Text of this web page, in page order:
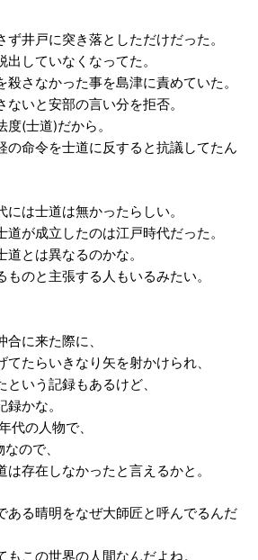
井戸に突き落としただけだった。
していなくなってた。
さなかった事を島津に責めていた。
ないと安部の言い分を拒否。
(士道)だから。
の命令を士道に反すると抗議してたん
は士道は無かったらしい。
道が成立したのは江戸時代だった。
とは異なるのかな。
のと主張する人もいるみたい。
に来た際に、
てたらいきなり矢を射かけられ、
いう記録もあるけど、
かな。
代の人物で、
ので、
は存在しなかったと言えるかと。
ある晴明をなぜ大師匠と呼んでるんだ
この世界の人間なんだよね。